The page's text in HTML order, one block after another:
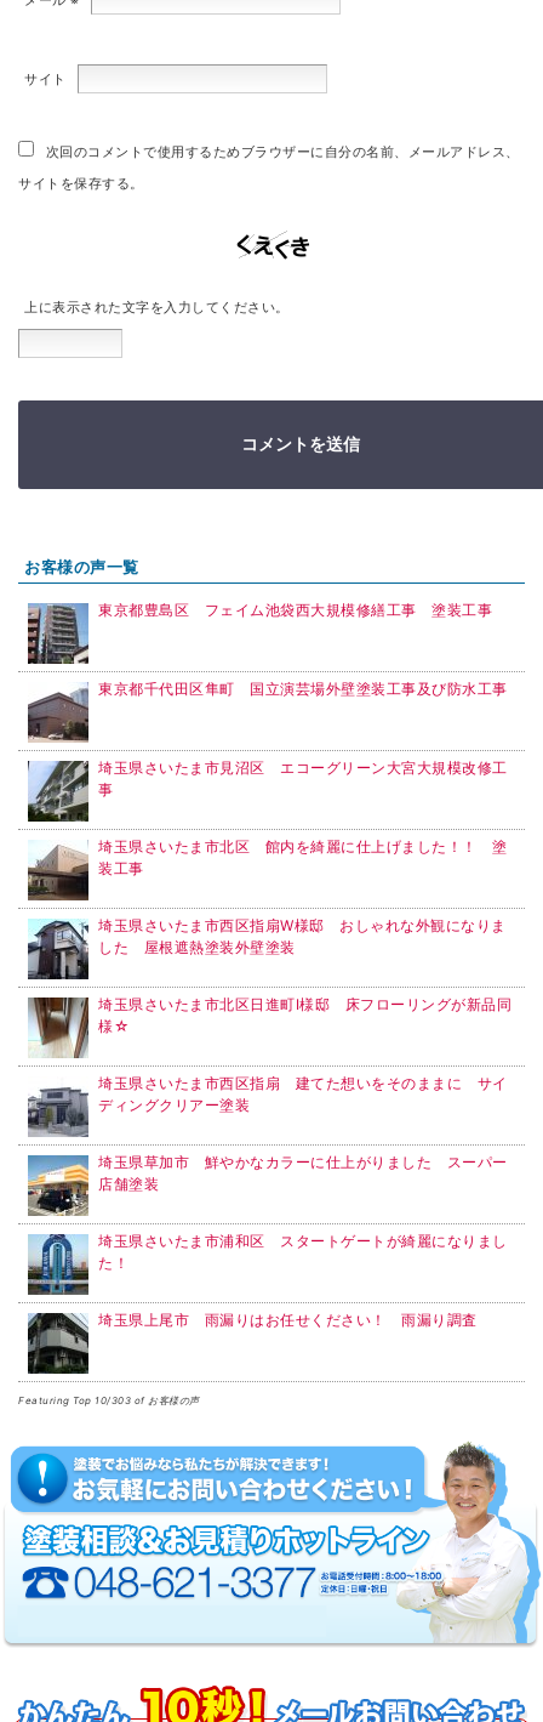
サイト
次回のコメントで使用するためブラウザーに自分の名前、メールアドレス、
サイトを保存する。
上に表示された文字を入力してください。
お客様の声一覧
東京都豊島区 フェイム池袋西大規模修繕工事 塗装工事
東京都千代田区隼町 国立演芸場外壁塗装工事及び防水工事
埼玉県さいたま市見沼区 エコーグリーン大宮大規模改修工
事
埼玉県さいたま市北区 館内を綺麗に仕上げました！！ 塗
装工事
埼玉県さいたま市西区指扇W様邸 おしゃれな外観になりま
した 屋根遮熱塗装外壁塗装
埼玉県さいたま市北区日進町I様邸 床フローリングが新品同
様☆
埼玉県さいたま市西区指扇 建てた想いをそのままに サイ
ディングクリアー塗装
埼玉県草加市 鮮やかなカラーに仕上がりました スーパー
店舗塗装
埼玉県さいたま市浦和区 スタートゲートが綺麗になりまし
た！
埼玉県上尾市 雨漏りはお任せください！ 雨漏り調査
Featuring Top 10/303 of お客様の声